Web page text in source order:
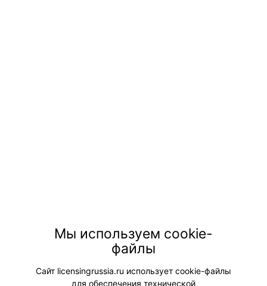
Мы используем cookie-
файлы
Сайт licensingrussia.ru использует cookie-файлы
для обеспечения технической